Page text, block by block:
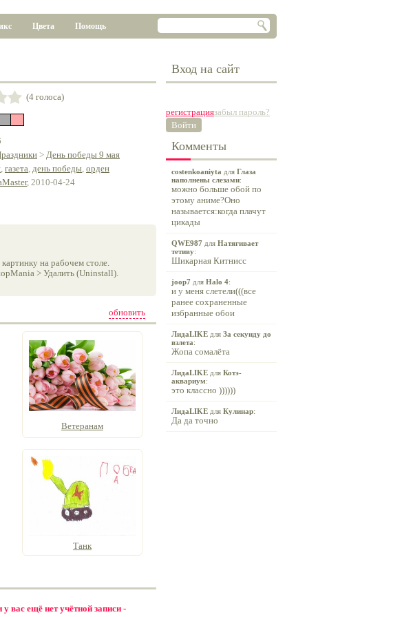
Цвета Помощь
(4 голоса)
> День победы 9 мая
, газета, день победы, орден
, 2010-04-24
на рабочем столе.
> Удалить (Uninstall).
обновить
Ветеранам
Танк
у вас ещё нет учётной записи -
Вход на сайт
регистрациязабыл пароль?
Войти
Комменты
costenkoaniyta для Глаза
наполнены слезами:
можно больше обой по
этому аниме?Оно
называется:когда плачут
цикады
QWE987 для Натягивает
тетиву:
Шикарная Китнисс
joop7 для Halo 4:
и у меня слетели(((все
ранее сохраненные
избранные обои
ЛидаLIKE для За секунду до
взлета:
Жопа сомалёта
ЛидаLIKE для Котэ-
аквариум:
это классно ))))))
ЛидаLIKE для Кулинар:
Да да точно